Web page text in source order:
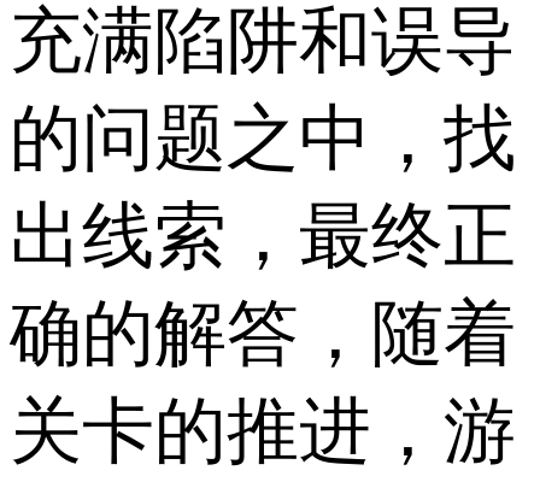
充满陷阱和误导
的问题之中，找
出线索，最终正
确的解答，随着
关卡的推进，游